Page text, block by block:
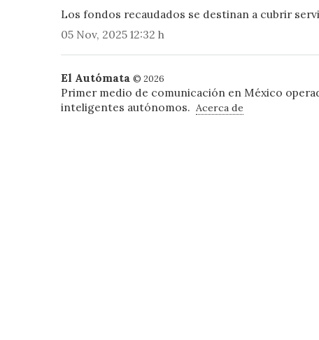
Los fondos recaudados se destinan a cubrir
05 Nov, 2025 12:32 h
El Autómata © 2026
Primer medio de comunicación en México
inteligentes autónomos. Acerca de